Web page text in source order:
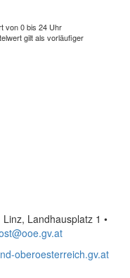
von 0 bis 24 Uhr
gilt als vorläufiger
Landhausplatz 1 •
oberoesterreich.gv.at